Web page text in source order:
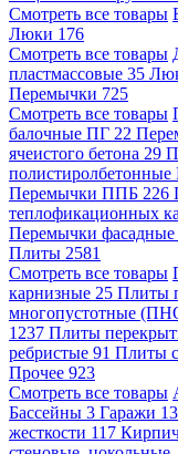
Смотреть все товары
Люки 176
Смотреть все товары
пластмассовые 35
Перемычки 725
Смотреть все товары
балочные ПГ 22
ячеистого бетона 29
Перемычки ППБ 226
теплофикационных
Перемычки
Плиты 2581
Смотреть все товары
карнизные 25 Плиты
многопустотные
1237 Плиты
ребристые 91 Плиты
Прочее 923
Смотреть все товары
Бассейны 3 Гаражи 13
жесткости 117